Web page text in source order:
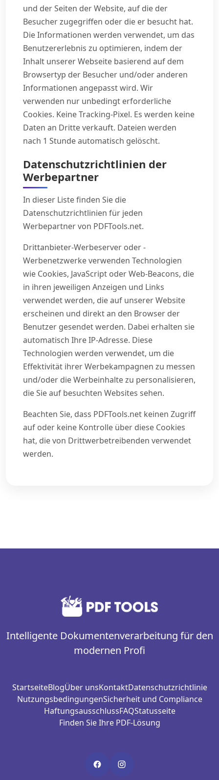
und der Seiten der Website, auf die der
Besucher zugegriffen oder die er besucht hat.
Die Informationen werden verwendet, um das
Benutzererlebnis zu optimieren, indem der
Inhalt unserer Webseite basierend auf dem
Browsertyp der Besucher und/oder anderen
Informationen angepasst wird. Wir
verwenden nur unbedingt erforderliche
Cookies. Keine Tracking-Pixel. Es werden keine
Daten an Dritte verkauft. Dateien werden
nach 1 Stunde automatisch gelöscht.
Datenschutzrichtlinien der
Werbepartner
In dieser Liste finden Sie die
Datenschutzrichtlinien für jeden
Werbepartner von PDFTools.net.
Drittanbieter-Werbeserver oder -
Werbenetzwerke verwenden Technologien
wie Cookies, JavaScript oder Web-Beacons, die
in ihren jeweiligen Anzeigen und Links
verwendet werden, die auf unserer Website
erscheinen und direkt an den Browser der
Benutzer gesendet werden. Dabei erhalten sie
automatisch Ihre IP-Adresse. Diese
Technologien werden verwendet, um die
Effektivität ihrer Werbekampagnen zu messen
und/oder die Werbeinhalte zu personalisieren,
die Sie auf besuchten Websites sehen.
Beachten Sie, dass PDFTools.net keinen Zugriff
auf oder keine Kontrolle über diese Cookies
hat, die von Drittwerbetreibenden verwendet
werden.
Intelligente Dokumentenverarbeitung für den
modernen Profi
StartseiteBlogÜber unsKontaktDatenschutzrichtlinie
NutzungsbedingungenSicherheit und Compliance
HaftungsausschlussFAQStatusseite
Finden Sie Ihre PDF-Lösung